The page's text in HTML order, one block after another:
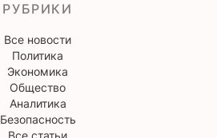
РУБРИКИ
Все новости
Политика
Экономика
Общество
Аналитика
Безопасность
Все статьи